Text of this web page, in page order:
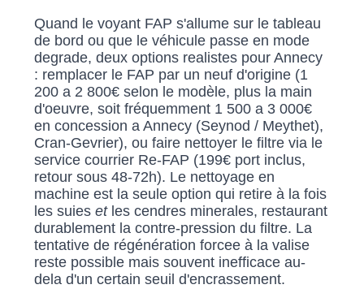
Quand le voyant FAP s'allume sur le tableau
de bord ou que le véhicule passe en mode
degrade, deux options realistes pour Annecy
: remplacer le FAP par un neuf d'origine (1
200 a 2 800€ selon le modèle, plus la main
d'oeuvre, soit fréquemment 1 500 a 3 000€
en concession a Annecy (Seynod / Meythet),
Cran-Gevrier), ou faire nettoyer le filtre via le
service courrier Re-FAP (199€ port inclus,
retour sous 48-72h). Le nettoyage en
machine est la seule option qui retire à la fois
les suiesetles cendres minerales, restaurant
durablement la contre-pression du filtre. La
tentative de régénération forcee à la valise
reste possible mais souvent inefficace au-
dela d'un certain seuil d'encrassement.